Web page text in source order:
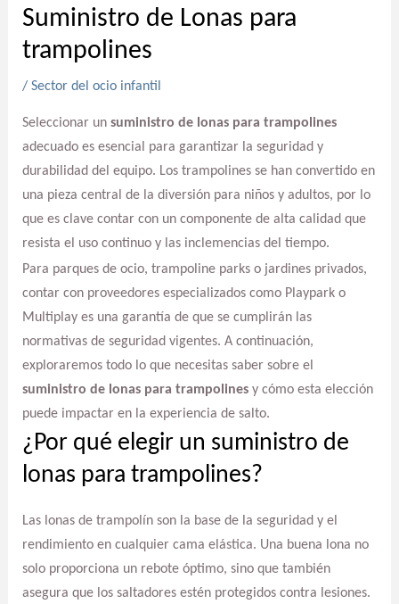
Suministro de Lonas para
trampolines
/ Sector del ocio infantil
Seleccionar un suministro de lonas para trampolines
adecuado es esencial para garantizar la seguridad y
durabilidad del equipo. Los trampolines se han convertido en
una pieza central de la diversión para niños y adultos, por lo
que es clave contar con un componente de alta calidad que
resista el uso continuo y las inclemencias del tiempo.
Para parques de ocio, trampoline parks o jardines privados,
contar con proveedores especializados como Playpark o
Multiplay es una garantía de que se cumplirán las
normativas de seguridad vigentes. A continuación,
exploraremos todo lo que necesitas saber sobre el
suministro de lonas para trampolinesy cómo esta elección
puede impactar en la experiencia de salto.
¿Por qué elegir un suministro de
lonas para trampolines?
Las lonas de trampolín son la base de la seguridad y el
rendimiento en cualquier cama elástica. Una buena lona no
solo proporciona un rebote óptimo, sino que también
asegura que los saltadores estén protegidos contra lesiones.